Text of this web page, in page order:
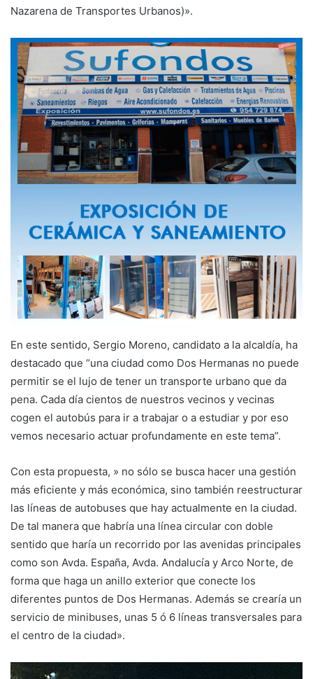
Nazarena de Transportes Urbanos)».
En este sentido, Sergio Moreno, candidato a la alcaldía, ha
destacado que “una ciudad como Dos Hermanas no puede
permitir se el lujo de tener un transporte urbano que da
pena. Cada día cientos de nuestros vecinos y vecinas
cogen el autobús para ir a trabajar o a estudiar y por eso
vemos necesario actuar profundamente en este tema”.
Con esta propuesta, » no sólo se busca hacer una gestión
más eficiente y más económica, sino también reestructurar
las líneas de autobuses que hay actualmente en la ciudad.
De tal manera que habría una línea circular con doble
sentido que haría un recorrido por las avenidas principales
como son Avda. España, Avda. Andalucía y Arco Norte, de
forma que haga un anillo exterior que conecte los
diferentes puntos de Dos Hermanas. Además se crearía un
servicio de minibuses, unas 5 ó 6 líneas transversales para
el centro de la ciudad».